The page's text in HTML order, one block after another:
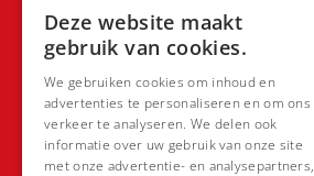
Deze website maakt
gebruik van cookies.
We gebruiken cookies om inhoud en
advertenties te personaliseren en om ons
verkeer te analyseren. We delen ook
informatie over uw gebruik van onze site
met onze advertentie- en analysepartners,